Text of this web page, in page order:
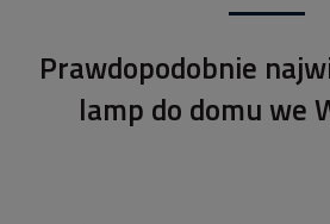
Prawdopodobnie
lamp do domu we